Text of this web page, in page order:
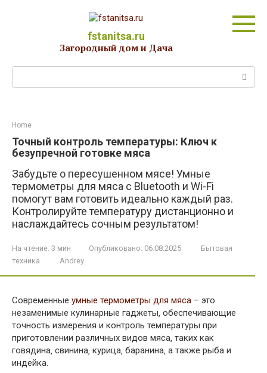
fstanitsa.ru
Загородный дом и Дача
Home
Точный контроль температуры: Ключ к
безупречной готовке мяса
Забудьте о пересушенном мясе! Умные
термометры для мяса с Bluetooth и Wi-Fi
помогут вам готовить идеально каждый раз.
Контролируйте температуру дистанционно и
наслаждайтесь сочным результатом!
На чтение: 3 мин Опубликовано: 06.08.2025
Бытовая
техника
Andrey
Современные умные термометры для мяса – это
незаменимые кулинарные гаджеты‚ обеспечивающие
точность измерения и контроль температуры при
приготовлении различных видов мяса‚ таких как
говядина‚ свинина‚ курица‚ баранина‚ а также рыба и
индейка.